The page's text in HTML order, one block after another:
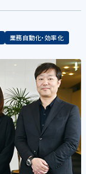
業務自動化・効率化